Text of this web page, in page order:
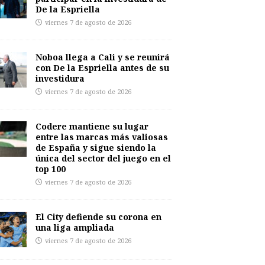
De la Espriella
viernes 7 de agosto de 2026
Noboa llega a Cali y se reunirá
con De la Espriella antes de su
investidura
viernes 7 de agosto de 2026
Codere mantiene su lugar
entre las marcas más valiosas
de España y sigue siendo la
única del sector del juego en el
top 100
viernes 7 de agosto de 2026
El City defiende su corona en
una liga ampliada
viernes 7 de agosto de 2026